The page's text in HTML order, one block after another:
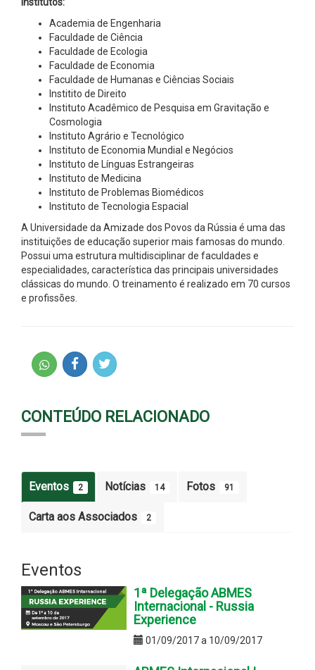
Academia de Engenharia
Faculdade de Ciência
Faculdade de Ecologia
Faculdade de Economia
Faculdade de Humanas e Ciências Sociais
Institito de Direito
Instituto Acadêmico de Pesquisa em Gravitação e
Cosmologia
Instituto Agrário e Tecnológico
Instituto de Economia Mundial e Negócios
Instituto de Línguas Estrangeiras
Instituto de Medicina
Instituto de Problemas Biomédicos
Instituto de Tecnologia Espacial
A Universidade da Amizade dos Povos da Rússia é uma das
instituições de educação superior mais famosas do mundo.
Possui uma estrutura multidisciplinar de faculdades e
especialidades, característica das principais universidades
clássicas do mundo. O treinamento é realizado em 70 cursos
e profissões.
CONTEÚDO RELACIONADO
Eventos 2 Notícias 14 Fotos 91
Carta aos Associados 2
Eventos
1ª Delegação ABMES
Internacional - Russia
Experience
01/09/2017 a 10/09/2017